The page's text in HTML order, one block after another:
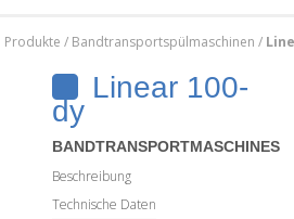
Produkte/ Bandtransportspülmaschinen/
Linear 100-
dy
BANDTRANSPORTMASCHINES
Beschreibung
Technische Daten